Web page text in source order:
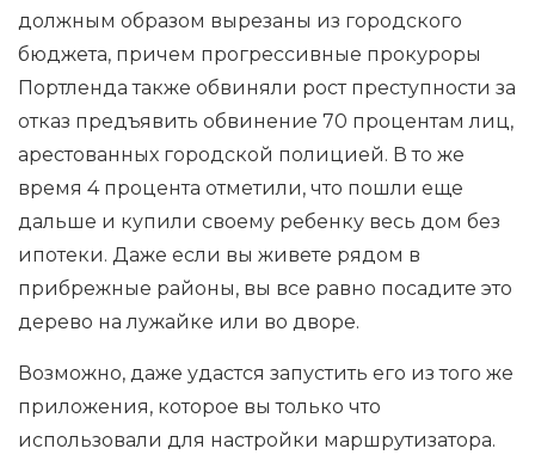
должным образом вырезаны из городского
бюджета, причем прогрессивные прокуроры
Портленда также обвиняли рост преступности за
отказ предъявить обвинение 70 процентам лиц,
арестованных городской полицией. В то же
время 4 процента отметили, что пошли еще
дальше и купили своему ребенку весь дом без
ипотеки. Даже если вы живете рядом в
прибрежные районы, вы все равно посадите это
дерево на лужайке или во дворе.
Возможно, даже удастся запустить его из того же
приложения, которое вы только что
использовали для настройки маршрутизатора.